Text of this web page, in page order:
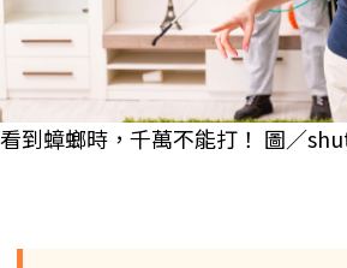
看到蟑螂時，千萬不能打！ 圖／